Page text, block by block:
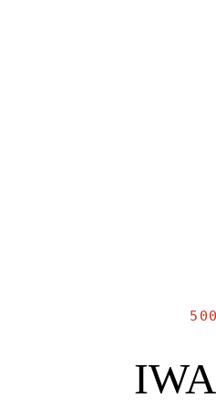
500